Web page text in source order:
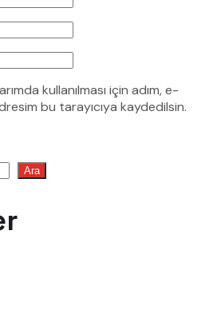
kullanılması için adım, e-
bu tarayıcıya kaydedilsin.
Ara